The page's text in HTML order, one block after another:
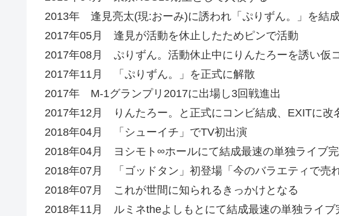
2013年 逢見亮太(現:おーみ)に誘われ「ぷりずん。」を結
2017年05月 逢見が活動を休止したためピンで活動
2017年08月 ぷりずん。活動休止中にりんたろーを誘い仮
2017年11月 「ぷりずん。」を正式に解散
2017年 M-1グランプリ2017に出場し3回戦進出
2017年12月 りんたろー。と正式にコンビ結成、EXITに改
2018年04月 「シューイチ」でTV初出演
2018年04月 ヨシモト∞ホールにて結成最速の単独ライブ
2018年07月 「ゴッドタン」初登場「今のバラエティで売
2018年07月 これが世間に知られるきっかけとなる
2018年11月 ルミネtheよしもとにて結成最速の単独ライブ